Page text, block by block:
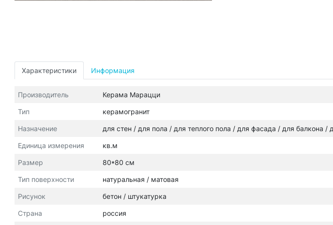
Характеристики Информация
Производитель Керама Марацци
Тип керамогранит
Назначение для стен / для пола / для теплого пола / для фасада / для балкона
Единица измерения кв.м
Размер 80*80 см
Тип поверхности натуральная / матовая
Рисунок бетон / штукатурка
Страна россия